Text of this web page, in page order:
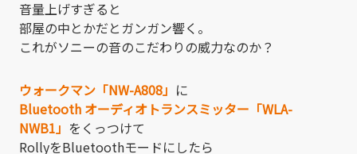
音量上げすぎると
部屋の中とかだとガンガン響く。
これがソニーの音のこだわりの威力なのか？
ウォークマン「NW-A808」 に
Bluetooth オーディオトランスミッター「WLA-
NWB1」 をくっつけて
RollyをBluetoothモードにしたら